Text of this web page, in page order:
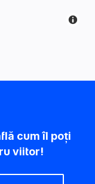
cum îl poți
viitor!